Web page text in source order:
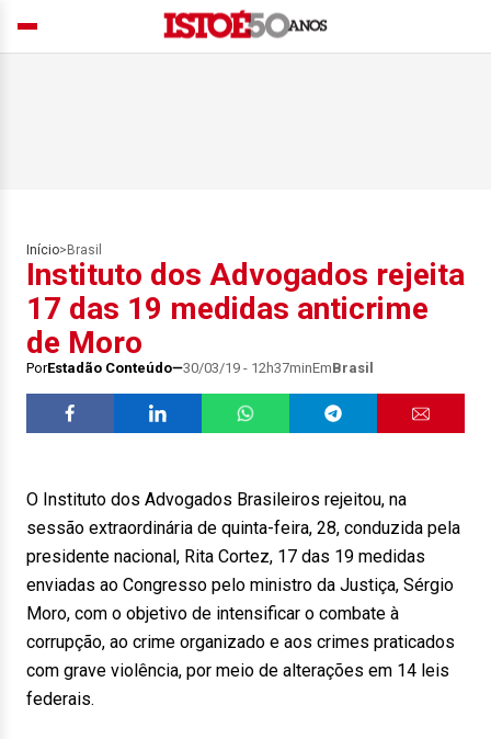
Início> Brasil
Instituto dos Advogados rejeita
17 das 19 medidas anticrime
de Moro
PorEstadão Conteúdo 30/03/19 - 12h37minEmBrasil
O Instituto dos Advogados Brasileiros rejeitou, na
sessão extraordinária de quinta-feira, 28, conduzida pela
presidente nacional, Rita Cortez, 17 das 19 medidas
enviadas ao Congresso pelo ministro da Justiça, Sérgio
Moro, com o objetivo de intensificar o combate à
corrupção, ao crime organizado e aos crimes praticados
com grave violência, por meio de alterações em 14 leis
federais.